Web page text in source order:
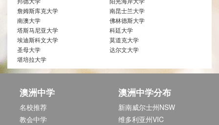
詹姆斯库克大学
南昆士兰大学
南澳大学
佛林德斯大学
塔斯马尼亚大学
科廷大学
埃迪斯科文大学
莫道克大学
圣母大学
达尔文大学
堪培拉大学
澳洲中学
名校推荐
教会中学
澳洲中学分布
新南威尔士州NSW
维多利亚州VIC